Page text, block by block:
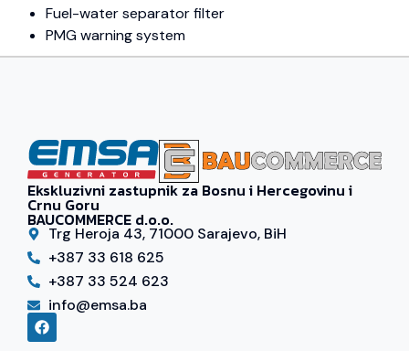
Fuel-water separator filter
PMG warning system
Ekskluzivni zastupnik za Bosnu i Hercegovinu i
Crnu Goru
BAUCOMMERCE d.o.o.
Trg Heroja 43, 71000 Sarajevo, BiH
+387 33 618 625
+387 33 524 623
info@emsa.ba